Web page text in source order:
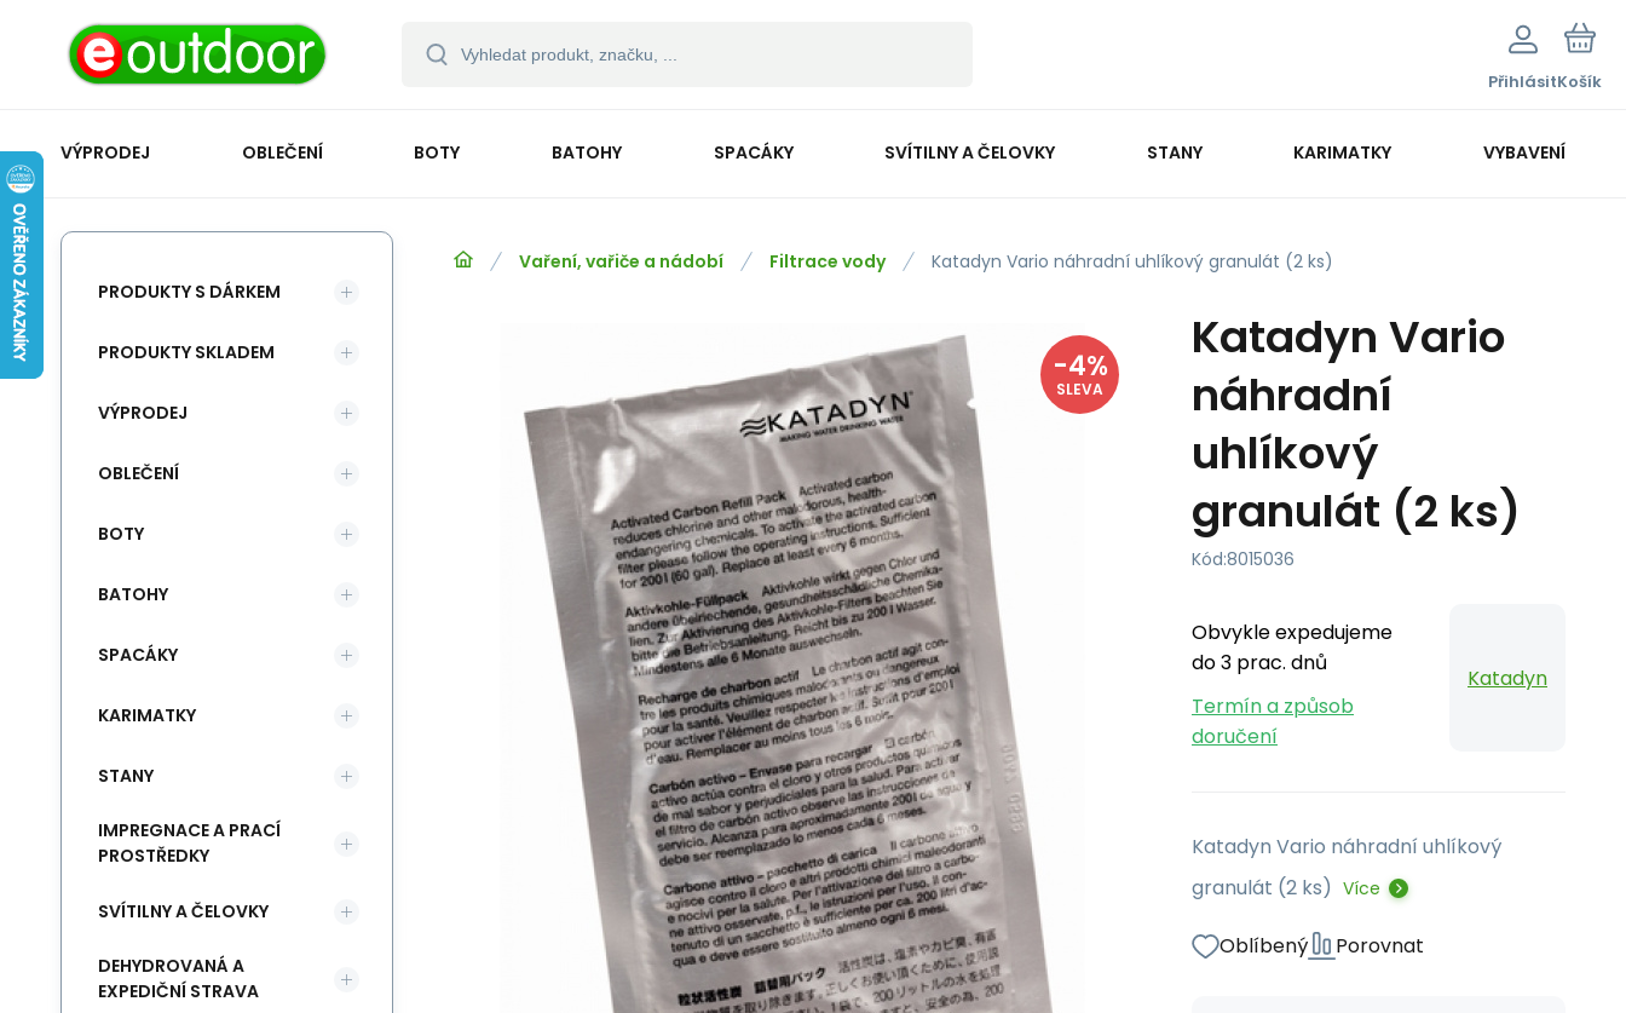
PřihlásitKošík
VÝPRODEJ OBLEČENÍ BOTY BATOHY SPACÁKY SVÍTILNY A ČELOVKY STANY KARIMATKY VYBAVENÍ
Vaření, vařiče a nádobí Filtrace vody Katadyn Vario náhradní uhlíkový granulát (2 ks)
-4%
SLEVA
Katadyn Vario
náhradní
uhlíkový
granulát (2 ks)
Kód:8015036
Obvykle expedujeme
do 3 prac. dnů
Termín a způsob
doručení
Katadyn
Katadyn Vario náhradní uhlíkový
granulát (2 ks) Více
Oblíbený Porovnat
PRODUKTY S DÁRKEM
PRODUKTY SKLADEM
VÝPRODEJ
OBLEČENÍ
BOTY
BATOHY
SPACÁKY
KARIMATKY
STANY
IMPREGNACE A PRACÍ
PROSTŘEDKY
SVÍTILNY A ČELOVKY
DEHYDROVANÁ A
EXPEDIČNÍ STRAVA